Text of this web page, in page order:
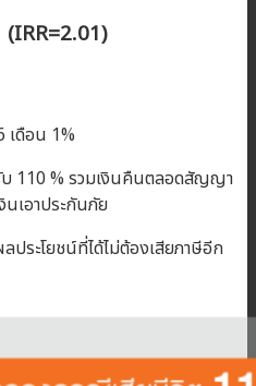
เดือน 1%
110 % รวมเงินคืนตลอดสัญญา
นเอาประกันภัย
ประโยชน์ที่ได้ไม่ต้องเสียภาษีอีก